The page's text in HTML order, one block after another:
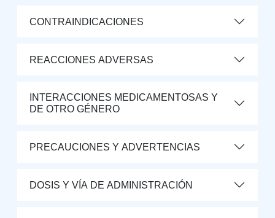
CONTRAINDICACIONES
REACCIONES ADVERSAS
INTERACCIONES MEDICAMENTOSAS Y
DE OTRO GÉNERO
PRECAUCIONES Y ADVERTENCIAS
DOSIS Y VÍA DE ADMINISTRACIÓN